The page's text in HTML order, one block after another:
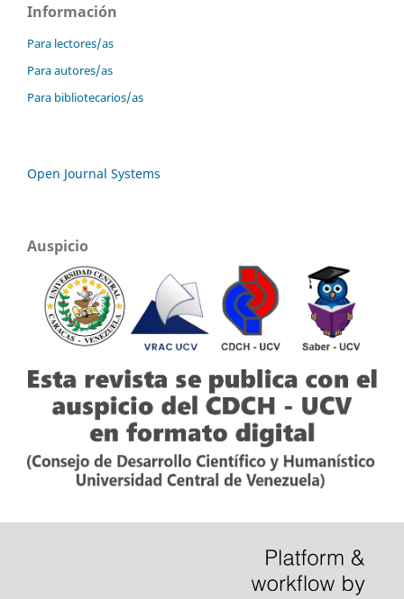
Información
Para lectores/as
Para autores/as
Para bibliotecarios/as
Open Journal Systems
Auspicio